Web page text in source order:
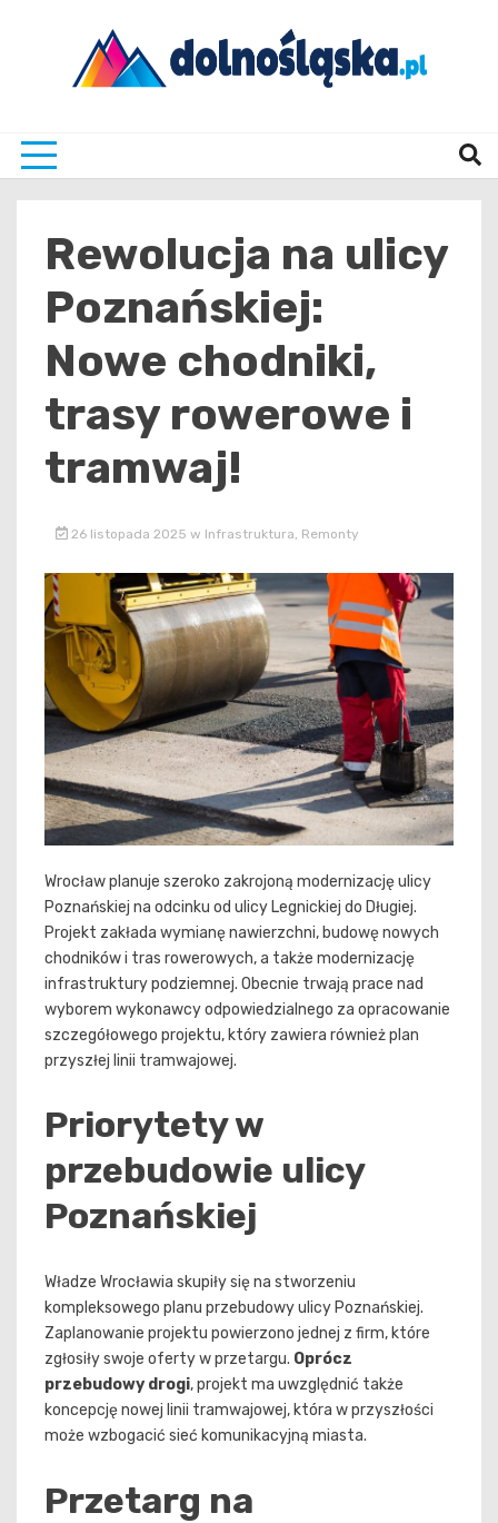
Rewolucja na ulicy
Poznańskiej:
Nowe chodniki,
trasy rowerowe i
tramwaj!
26 listopada 2025 w Infrastruktura Remonty
Wrocław planuje szeroko zakrojoną modernizację ulicy
Poznańskiej na odcinku od ulicy Legnickiej do Długiej.
Projekt zakłada wymianę nawierzchni, budowę nowych
chodników i tras rowerowych, a także modernizację
infrastruktury podziemnej. Obecnie trwają prace nad
wyborem wykonawcy odpowiedzialnego za opracowanie
szczegółowego projektu, który zawiera również plan
przyszłej linii tramwajowej.
Priorytety w
przebudowie ulicy
Poznańskiej
Władze Wrocławia skupiły się na stworzeniu
kompleksowego planu przebudowy ulicy Poznańskiej.
Zaplanowanie projektu powierzono jednej z firm, które
zgłosiły swoje oferty w przetargu. Oprócz
przebudowy drogi, projekt ma uwzględnić także
koncepcję nowej linii tramwajowej, która w przyszłości
może wzbogacić sieć komunikacyjną miasta.
Przetarg na